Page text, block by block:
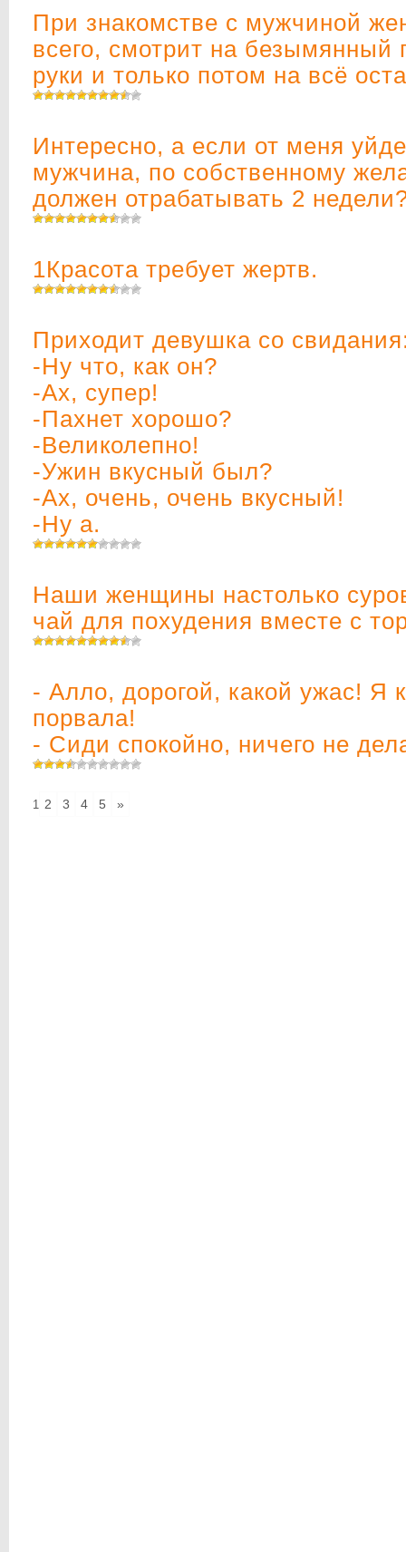
При знакомстве с мужчиной
всего, смотрит на безымянный
руки и только потом на всё
Интересно, а если от меня
мужчина, по собственному
должен отрабатывать 2
1Красота требует жертв.
Приходит девушка со
-Ну что, как он?
-Ах, супер!
-Пахнет хорошо?
-Великолепно!
-Ужин вкусный был?
-Ах, очень, очень вкусный!
-Ну а.
Наши женщины настолько
чай для похудения вместе с
- Алло, дорогой, какой ужас! Я
порвала!
- Сиди спокойно, ничего не
1 2 3 4 5 »